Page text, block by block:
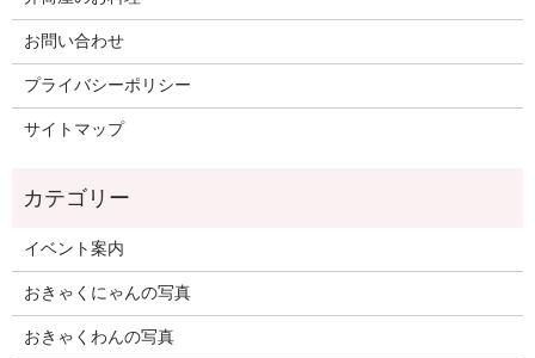
お問い合わせ
プライバシーポリシー
サイトマップ
イベント案内
おきゃくにゃんの写真
おきゃくわんの写真